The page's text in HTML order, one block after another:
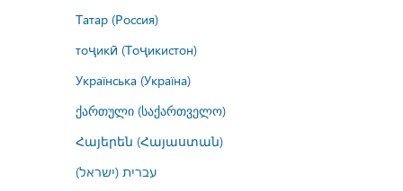
Татар (Россия)
тоҷикӣ (Тоҷикистон)
Українська (Україна)
ქართული (საქართველო)
Հայերեն (Հայաստան)
עברית (ישראל)